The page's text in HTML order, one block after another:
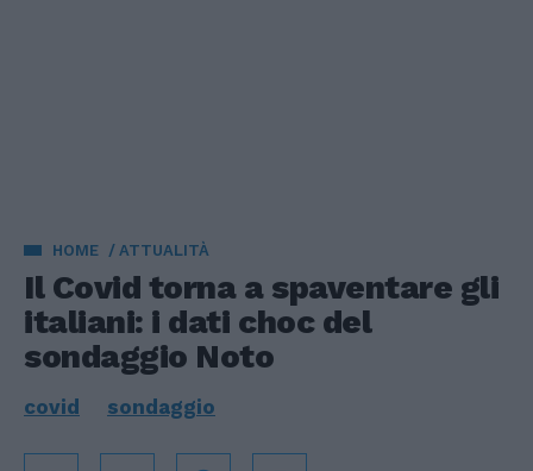
HOME ATTUALITÀ
Il Covid torna a spaventare gli
italiani: i dati choc del
sondaggio Noto
covid sondaggio